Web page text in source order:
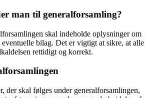
man til generalforsamling?
skal indeholde oplysninger om
eventuelle bilag. Det er vigtigt at sikre, at alle
rettidigt og korrekt.
der skal følges under generalforsamlingen,